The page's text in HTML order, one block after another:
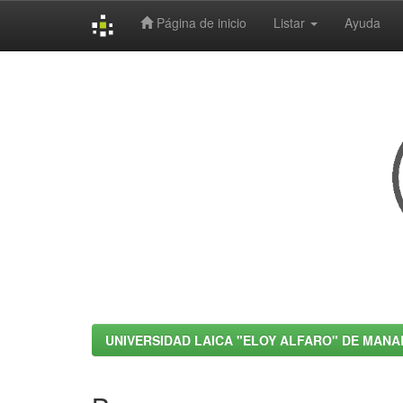
Página de inicio Listar Ayuda
UNIVERSIDAD LAICA "ELOY ALFARO" DE